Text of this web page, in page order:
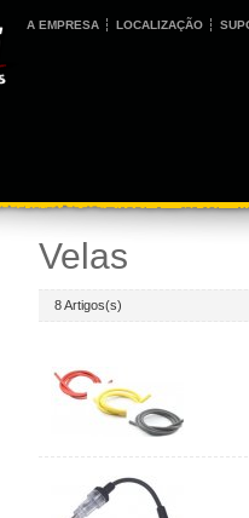
A EMPRESA LOCALIZAÇÃO
Velas
8 Artigos(s)